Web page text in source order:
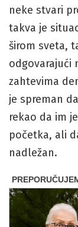
neke stvari
takva je
širom sveta,
odgovarajući
zahtevima
je spreman
rekao da im
početka, ali
nadležan.